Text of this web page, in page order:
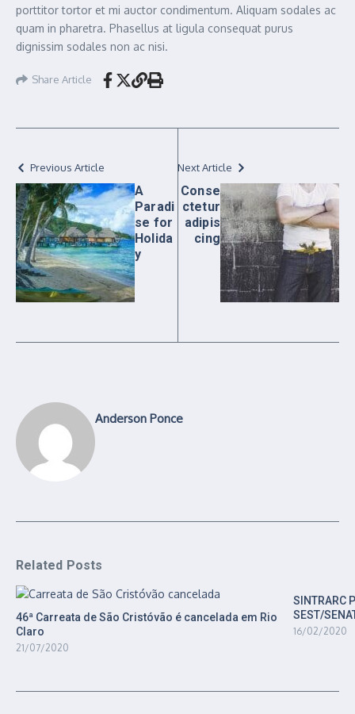
porttitor tortor et mi auctor condimentum. Aliquam sodales ac
quam in pharetra. Phasellus at ligula consequat purus
dignissim sodales non ac nisi.
Share Article
Previous Article
A
Paradi
se for
Holida
y
Next Article
Conse
ctetur
adipis
cing
Anderson Ponce
Related Posts
46ª Carreata de São Cristóvão é cancelada em Rio
Claro
21/07/2020
SINTRARC
SEST/
16/02/2020